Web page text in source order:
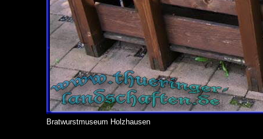
Bratwurstmuseum Holzhausen